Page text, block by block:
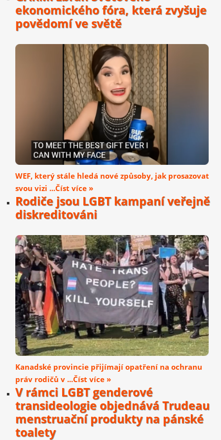
ekonomického fóra, která zvyšuje
povědomí ve světě
WEF, který stále hledá nové způsoby, jak prosazovat
svou vizi ...Číst více »
Rodiče jsou LGBT kampaní veřejně
diskreditováni
Kanadské provincie přijímají opatření na ochranu
práv rodičů v ...Číst více »
V rámci LGBT genderové
transideologie objednává Trudeau
menstruační produkty na pánské
toalety